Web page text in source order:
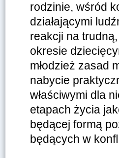
rodzinie, wśród
działającymi
reakcji na
okresie
młodzież zasad
nabycie
właściwymi dla
etapach życia
będącej formą
będących w